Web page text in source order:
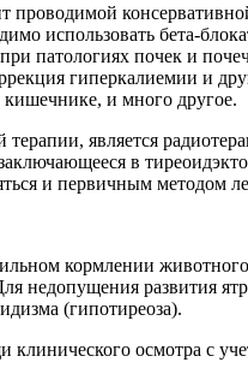
проводимой
использовать бета-
патологиях почек и
гиперкалиемии и
и много другое.
является
в
и первичным методом
кормлении
недопущения развития
(гипотиреоза).
осмотра с